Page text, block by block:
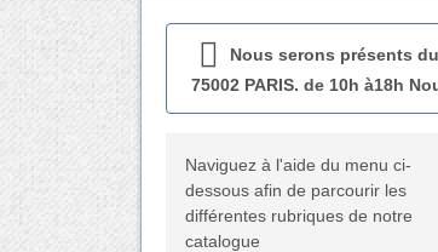
Nous serons présents du
75002 PARIS. de 10h à18h
Naviguez à l'aide du menu ci-
dessous afin de parcourir les
différentes rubriques de notre
catalogue